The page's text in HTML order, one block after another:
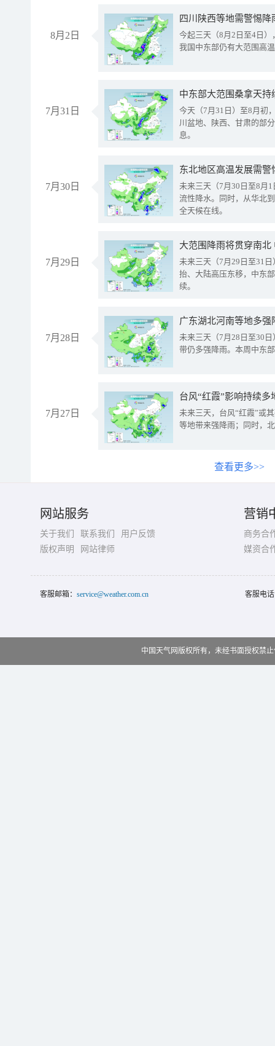
8月2日
今起三天（8月2日至4日
我国中东部仍有大范围高
7月31日
中东部大范围桑拿天
今天（7月31日）至8月初
川盆地、陕西、甘肃的部
息。
7月30日
东北地区高温发展需
未来三天（7月30日至8月
流性降水。同时，从华北
全天候在线。
7月29日
大范围降雨将贯穿南
未来三天（7月29日至31
抬、大陆高压东移，中东
续。
7月28日
广东湖北河南等地多
未来三天（7月28日至30
带仍多强降雨。本周中东
7月27日
台风“红霞”影响持续
未来三天，台风“红霞”或
等地带来强降雨；同时，
查看更多>>
网站服务
关于我们 联系我们
用户反馈
版权声明
网站律师
营销
商务合
媒资合
客服邮箱： service@weather.com.cn 客服电
中国天气网版权所有，未经书面授权